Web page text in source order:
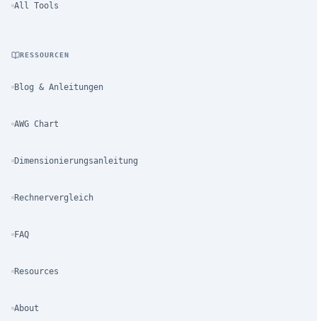
All Tools
RESSOURCEN
Blog & Anleitungen
AWG Chart
Dimensionierungsanleitung
Rechnervergleich
FAQ
Resources
About